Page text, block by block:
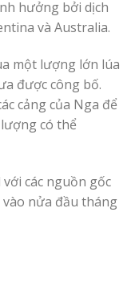
hưởng bởi dịch
và Australia.
một lượng lớn lúa
được công bố.
cảng của Nga để
có thể
các nguồn gốc
nửa đầu tháng